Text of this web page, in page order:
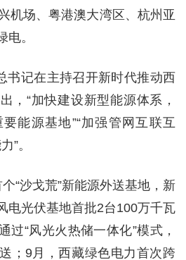
机场、粤港澳大湾区、杭州亚
。
书记在主持召开新时代推动西
，“加快建设新型能源体系，
能源基地”“加强管网互联互
”。
“沙戈荒”新能源外送基地，新
电光伏基地首批2台100万千瓦
过“风光火热储一体化”模式，
；9月，西藏绿色电力首次跨